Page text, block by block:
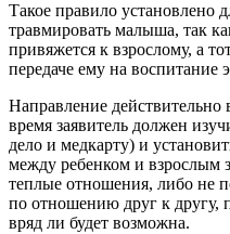
Такое правило установлено
травмировать малыша, так
привяжется к взрослому, а
передаче ему на воспитание
Направление действительно
время заявитель должен
дело и медкарту) и
между ребенком и взрослым
теплые отношения, либо не
по отношению друг к другу,
вряд ли будет возможна.